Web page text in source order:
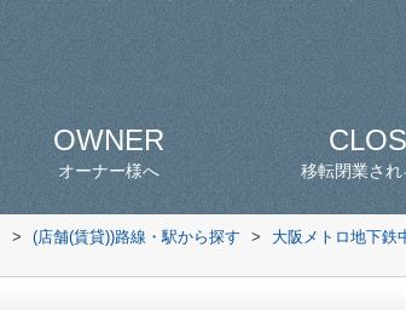
OWNER
オーナー様へ 移転閉業さ
> (店舗(賃貸))路線・駅から探す >
大阪メトロ地下鉄